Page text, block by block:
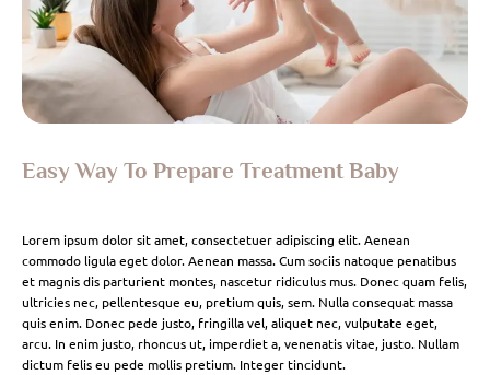
Easy Way To Prepare Treatment Baby
Lorem ipsum dolor sit amet, consectetuer adipiscing elit. Aenean
commodo ligula eget dolor. Aenean massa. Cum sociis natoque penatibus
et magnis dis parturient montes, nascetur ridiculus mus. Donec quam felis,
ultricies nec, pellentesque eu, pretium quis, sem. Nulla consequat massa
quis enim. Donec pede justo, fringilla vel, aliquet nec, vulputate eget,
arcu. In enim justo, rhoncus ut, imperdiet a, venenatis vitae, justo. Nullam
dictum felis eu pede mollis pretium. Integer tincidunt.